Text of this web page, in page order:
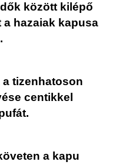
között kilépő
a hazaiak kapusa
tizenhatoson
centikkel
a kapu